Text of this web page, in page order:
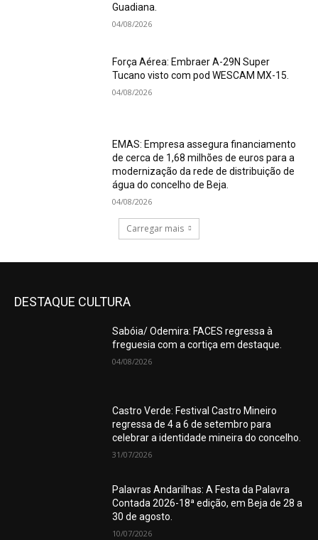
Guadiana.
04/08/2026
Força Aérea: Embraer A-29N Super
Tucano visto com pod WESCAM MX-15.
04/08/2026
EMAS: Empresa assegura financiamento
de cerca de 1,68 milhões de euros para a
modernização da rede de distribuição de
água do concelho de Beja.
04/08/2026
Carregar mais
DESTAQUE CULTURA
Sabóia/ Odemira: FACES regressa à
freguesia com a cortiça em destaque.
04/08/2026
Castro Verde: Festival Castro Mineiro
regressa de 4 a 6 de setembro para
celebrar a identidade mineira do concelho.
31/07/2026
Palavras Andarilhas: A Festa da Palavra
Contada 2026-18ª edição, em Beja de 28 a
30 de agosto.
10/07/2026